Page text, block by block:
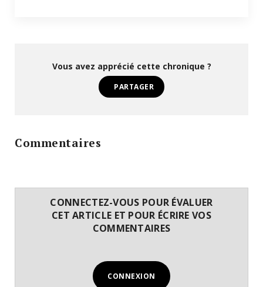
Vous avez apprécié cette chronique ?
PARTAGER
Commentaires
CONNECTEZ-VOUS POUR ÉVALUER
CET ARTICLE ET POUR ÉCRIRE VOS
COMMENTAIRES
CONNEXION